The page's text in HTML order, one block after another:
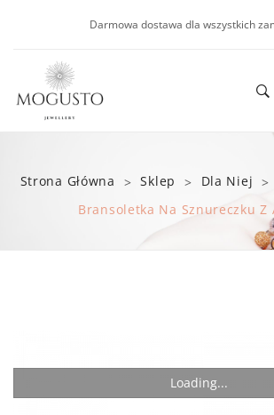
Darmowa dostawa dla wszystkich
Nie ma
Kolczyki
Bransoletki
NOWOŚCI
Strona Główna > Sklep > Dla Niej >
Bransoletka Na Sznureczku Z
Loading...